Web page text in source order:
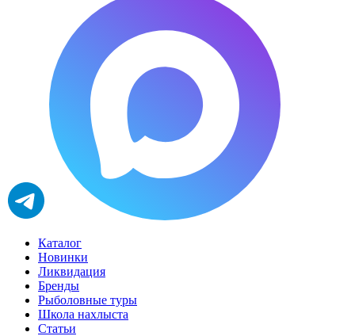
Каталог
Новинки
Ликвидация
Бренды
Рыболовные туры
Школа нахлыста
Статьи